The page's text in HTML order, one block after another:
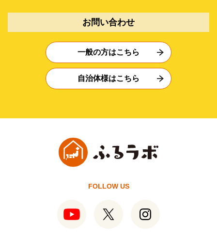
お問い合わせ
一般の方はこちら
自治体様はこちら
FOLLOW US